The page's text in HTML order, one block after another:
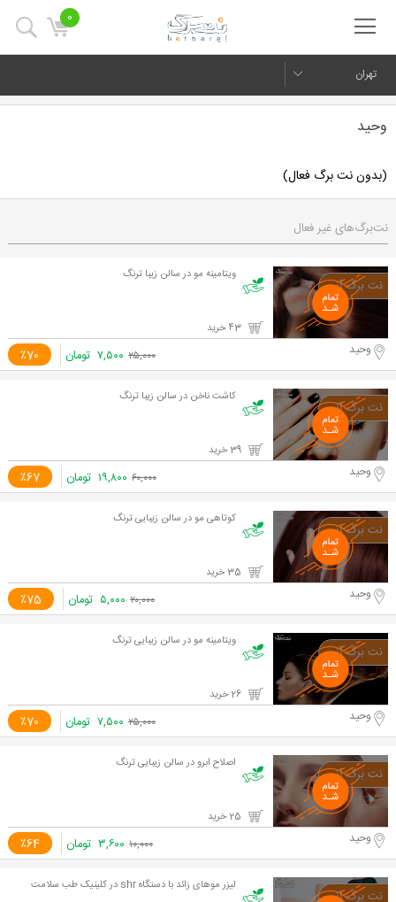
0
تهران
وحید
(بدون نت برگ فعال)
نت‌برگ‌های غیر فعال
ویتامینه مو در سالن زیبا ترنگ
٪70 وحید ۲۵,۰۰۰ ۷,۵۰۰ تومان
کاشت ناخن در سالن زیبا ترنگ
٪67 وحید ۶۰,۰۰۰ ۱۹,۸۰۰ تومان
کوتاهی مو در سالن زیبایی ترنگ
٪75 وحید ۲۰,۰۰۰ ۵,۰۰۰ تومان
ویتامینه مو در سالن زیبایی ترنگ
٪70 وحید ۲۵,۰۰۰ ۷,۵۰۰ تومان
اصلاح ابرو در سالن زیبایی ترنگ
٪64 وحید ۱۰,۰۰۰ ۳,۶۰۰ تومان
لیزر موهای زائد با دستگاه shr در کلینیک طب سلامت